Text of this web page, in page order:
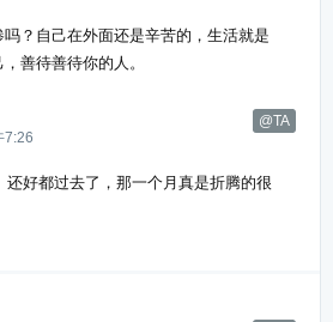
？自己在外面还是辛苦的，生活就是
善待善待你的人。
@TA
7:26
还好都过去了，那一个月真是折腾的很